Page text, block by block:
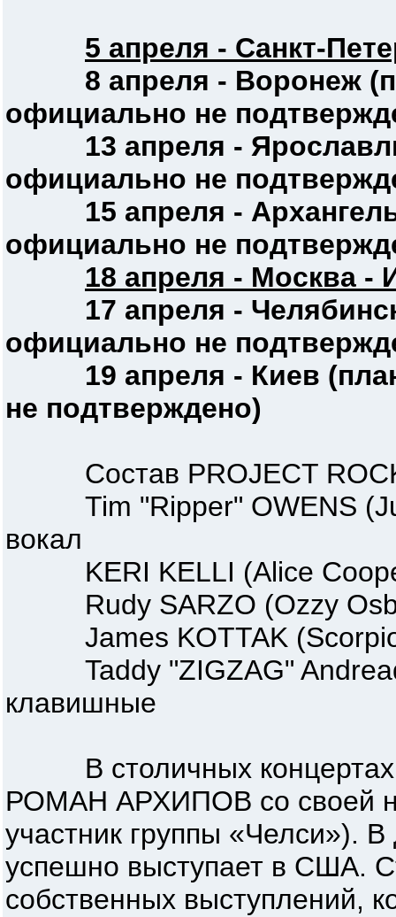
5 апреля - Санкт-
8 апреля - Воронеж
официально не
13 апреля - Ярославль
официально не
15 апреля -
официально не
18 апреля - Москва -
17 апреля - Челябинск
официально не
19 апреля - Киев
не подтверждено)
Состав PROJECT
Tim "Ripper" OWENS
вокал
KERI KELLI (Alice
Rudy SARZO (Ozzy
James KOTTAK
Taddy "ZIGZAG"
клавишные
В столичных концертах
РОМАН АРХИПОВ со своей
участник группы «Челси»).
успешно выступает в США.
собственных выступлений,